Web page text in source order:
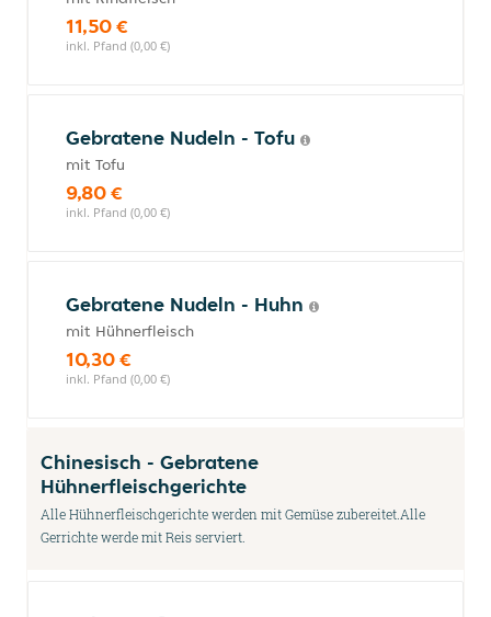
11,50 €
inkl. Pfand (0,00 €)
Gebratene Nudeln - Tofu
mit Tofu
9,80 €
inkl. Pfand (0,00 €)
Gebratene Nudeln - Huhn
mit Hühnerfleisch
10,30 €
inkl. Pfand (0,00 €)
Chinesisch - Gebratene
Hühnerfleischgerichte
Alle Hühnerfleischgerichte werden mit Gemüse zubereitet.Alle
Gerrichte werde mit Reis serviert.